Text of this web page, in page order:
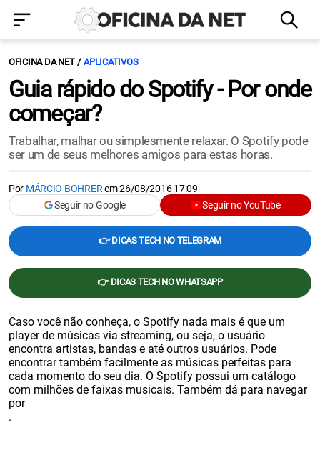
OFICINA DA NET APLICATIVOS
Guia rápido do Spotify - Por onde
começar?
Trabalhar, malhar ou simplesmente relaxar. O Spotify pode
ser um de seus melhores amigos para estas horas.
Por MÁRCIO BOHRERem26/08/2016 17:09
Seguir no Google
Seguir no YouTube
👉 DICAS TECH NO TELEGRAM
👉 DICAS TECH NO WHATSAPP
Caso você não conheça, o Spotify nada mais é que um
player de músicas via streaming, ou seja, o usuário
encontra artistas, bandas e até outros usuários. Pode
encontrar também facilmente as músicas perfeitas para
cada momento do seu dia. O Spotify possui um catálogo
com milhões de faixas musicais. Também dá para navegar
por
.